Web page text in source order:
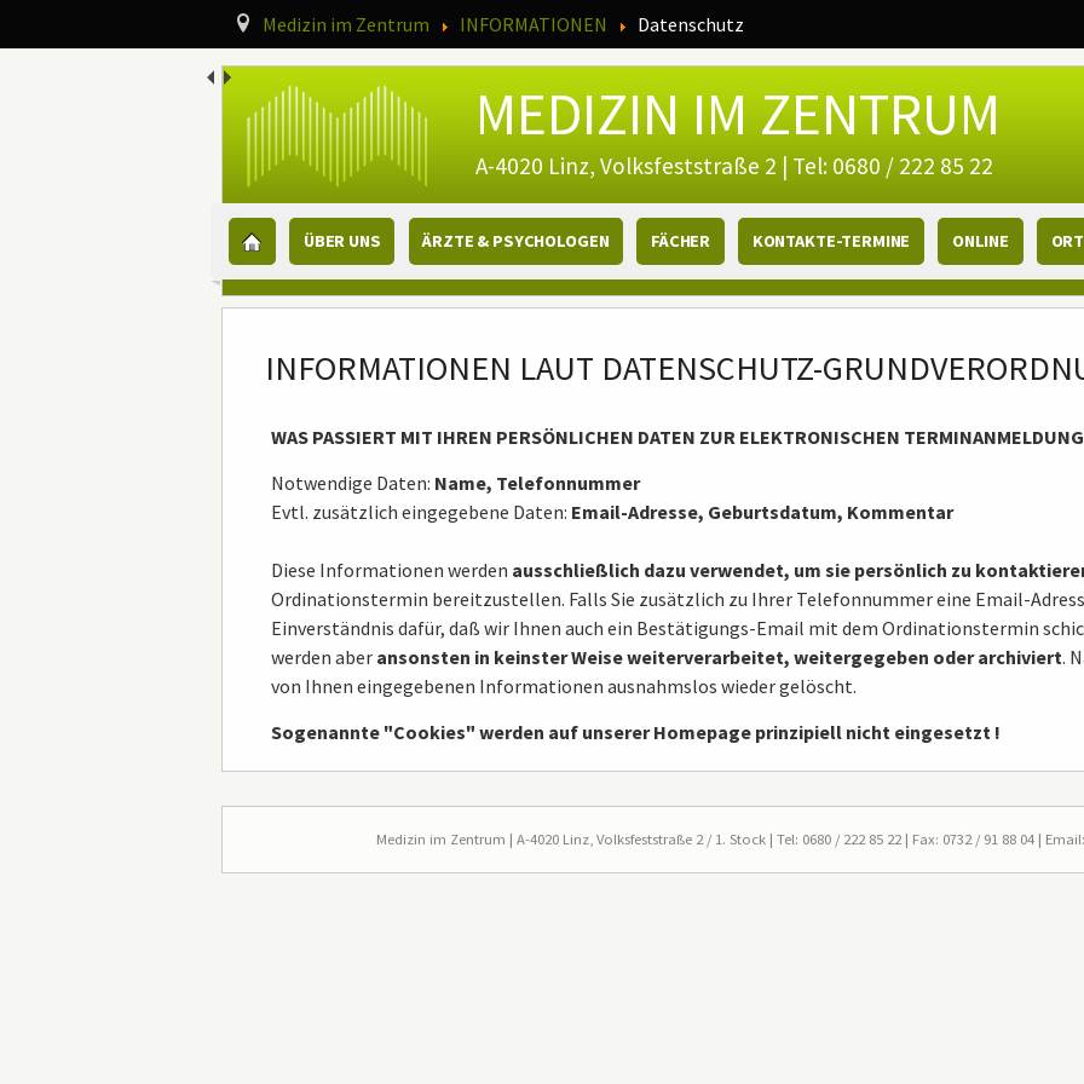
Navigationspfad
Medizin im Zentrum INFORMATIONEN Datenschutz
MEDIZIN IM ZENTRUM
A-4020 Linz, Volksfeststraße 2 | Tel: 0680 / 222 85 22
Hauptmenü
ÜBER UNS ÄRZTE & PSYCHOLOGEN FÄCHER KONTAKTE-TERMINE ONLINE
INFORMATIONEN LAUT DATENSCHUTZ-
WAS PASSIERT MIT IHREN PERSÖNLICHEN DATEN ZUR ELEKTRONISCHEN
Notwendige Daten: Name, Telefonnummer
Evtl. zusätzlich eingegebene Daten: Email-Adresse, Geburtsdatum, Kommentar
Diese Informationen werden ausschließlich dazu verwendet, um sie persönlich zu
Ordinationstermin bereitzustellen. Falls Sie zusätzlich zu Ihrer Telefonnummer eine Email-
Einverständnis dafür, daß wir Ihnen auch ein Bestätigungs-Email mit dem Ordinationstermin
werden aber ansonsten in keinster Weise weiterverarbeitet, weitergegeben oder archiviert.
von Ihnen eingegebenen Informationen ausnahmslos wieder gelöscht.
Sogenannte "Cookies" werden auf unserer Homepage prinzipiell nicht eingesetzt !
Medizin im Zentrum | A-4020 Linz, Volksfeststraße 2 / 1. Stock |Tel: 0680 / 222 85 22 | Fax: 0732 / 91 88 04 | Email: